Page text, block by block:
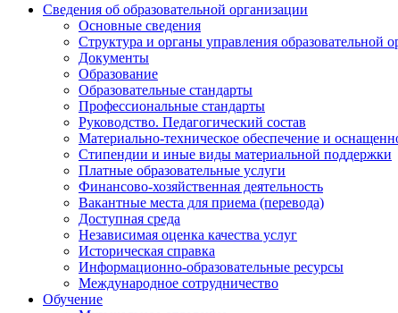
Сведения об образовательной организации
Основные сведения
Структура и органы управления образовательной
Документы
Образование
Образовательные стандарты
Профессиональные стандарты
Руководство. Педагогический состав
Материально-техническое обеспечение и
Стипендии и иные виды материальной поддержки
Платные образовательные услуги
Финансово-хозяйственная деятельность
Вакантные места для приема (перевода)
Доступная среда
Независимая оценка качества услуг
Историческая справка
Информационно-образовательные ресурсы
Международное сотрудничество
Обучение